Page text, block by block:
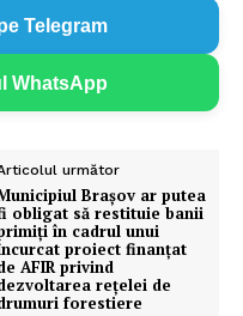
Telegram
WhatsApp
următor
Brașov ar putea
obligat să restituie banii
în cadrul unui
proiect finanțat
AFIR privind
rețelei de
forestiere